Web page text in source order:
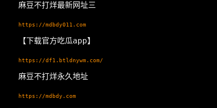
麻豆不打烊最新网址三
https://mdbdy011.com
【下载官方吃瓜app】
https://df1.btldnywm.com/
麻豆不打烊永久地址
https://mdbdy.com